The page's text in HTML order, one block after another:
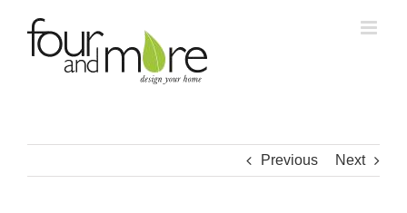
content
Previous Next